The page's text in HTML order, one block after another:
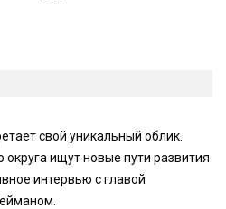
свой уникальный облик.
округа ищут новые пути развития
интервью с главой